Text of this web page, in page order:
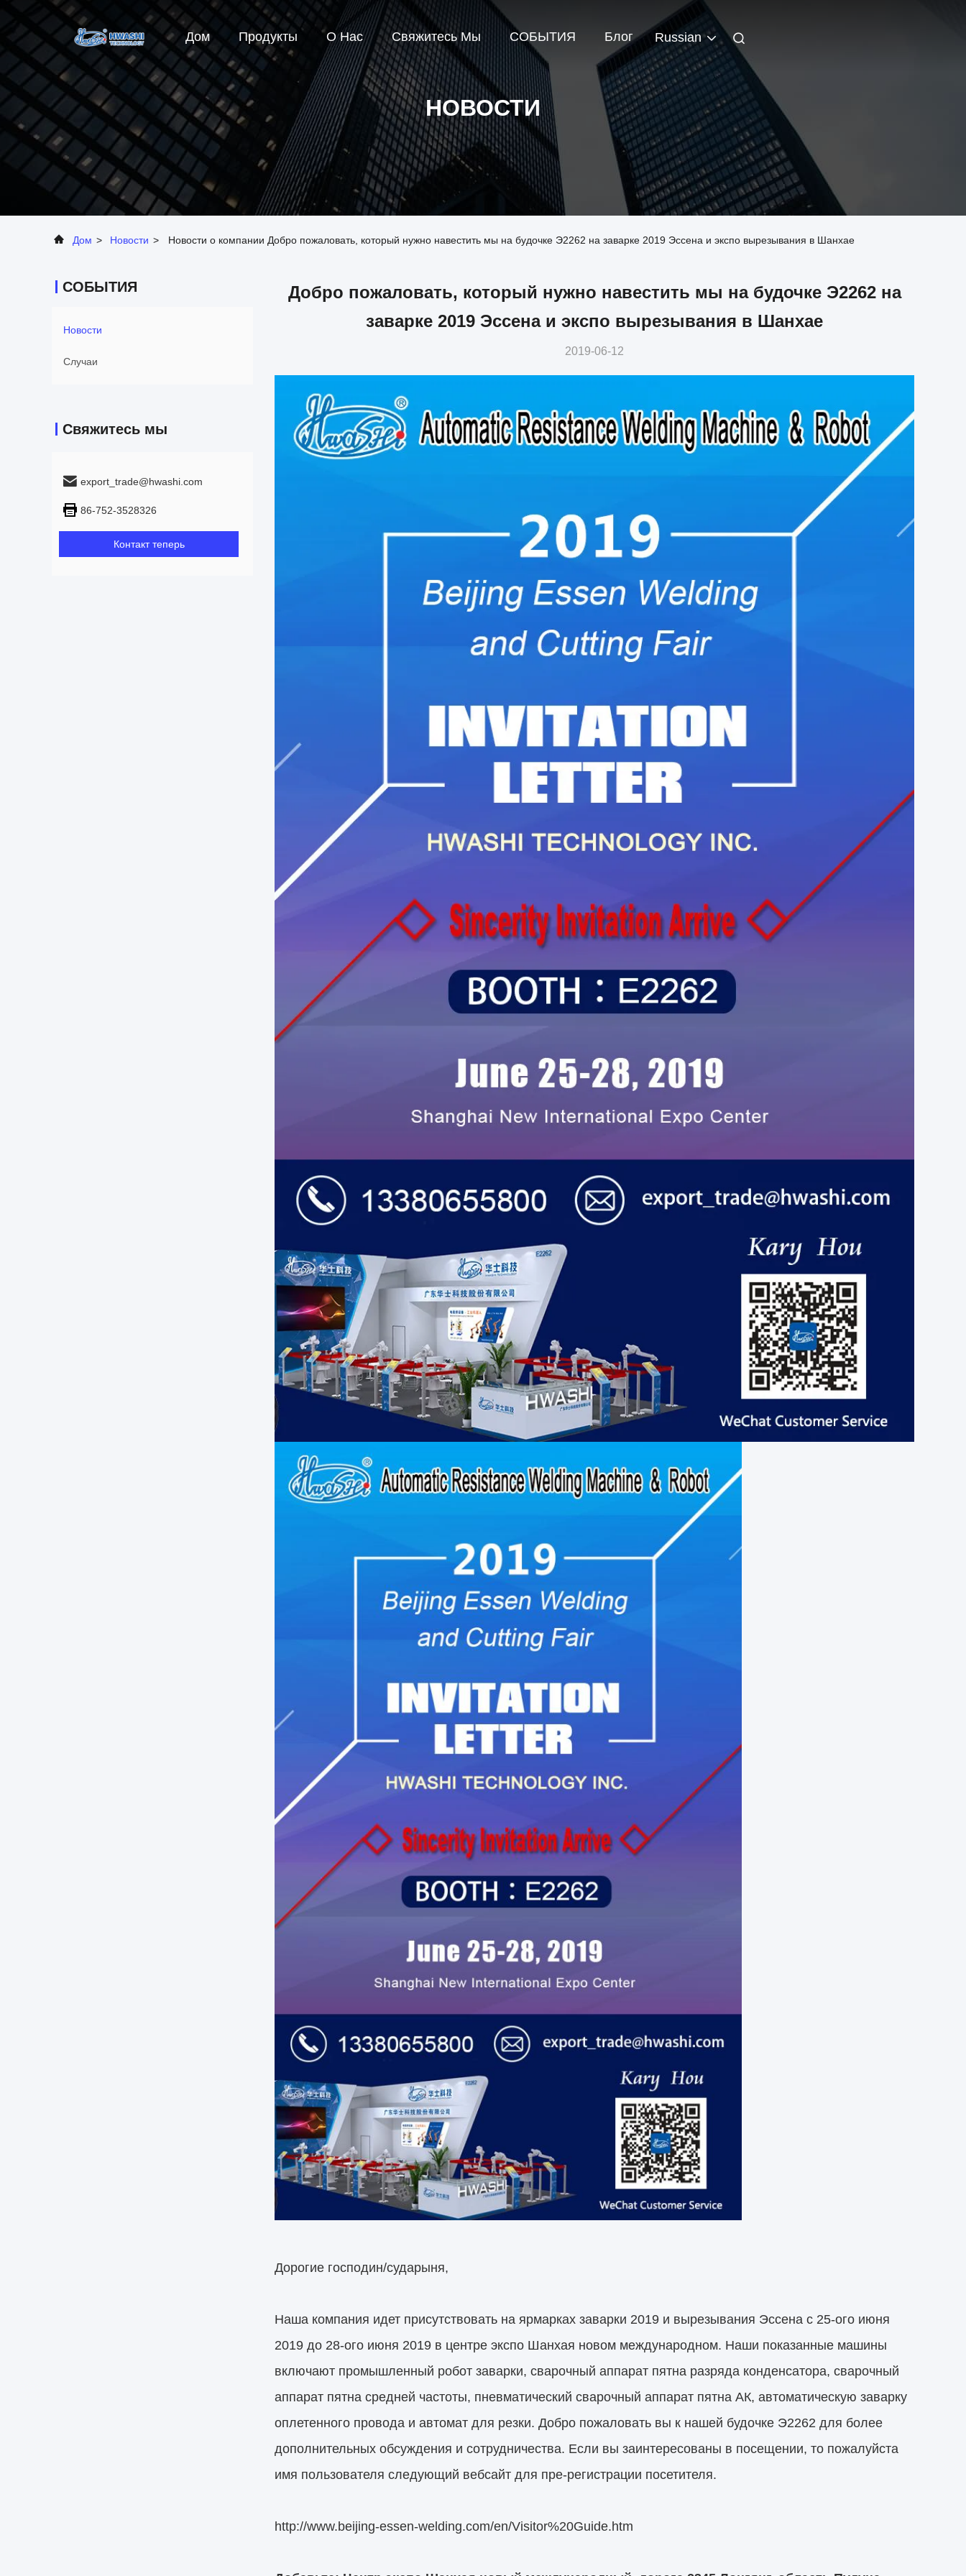
Дом Продукты О Нас Свяжитесь Мы СОБЫТИЯ Блог Russian
НОВОСТИ
Дом > Новости > Новости о компании Добро пожаловать, который нужно навестить мы на будочке Э2262 на заварке 2019 Эссена и экспо вырезывания в Шанхае
СОБЫТИЯ
Новости
Случаи
Свяжитесь мы
export_trade@hwashi.com
86-752-3528326
Контакт теперь
Добро пожаловать, который нужно навестить мы на будочке Э2262 на
заварке 2019 Эссена и экспо вырезывания в Шанхае
2019-06-12
Дорогие господин/сударыня,
Наша компания идет присутствовать на ярмарках заварки 2019 и вырезывания Эссена с 25-ого июня
2019 до 28-ого июня 2019 в центре экспо Шанхая новом международном. Наши показанные машины
включают промышленный робот заварки, сварочный аппарат пятна разряда конденсатора, сварочный
аппарат пятна средней частоты, пневматический сварочный аппарат пятна АК, автоматическую заварку
оплетенного провода и автомат для резки. Добро пожаловать вы к нашей будочке Э2262 для более
дополнительных обсуждения и сотрудничества. Если вы заинтересованы в посещении, то пожалуйста
имя пользователя следующий вебсайт для пре-регистрации посетителя.
http://www.beijing-essen-welding.com/en/Visitor%20Guide.htm